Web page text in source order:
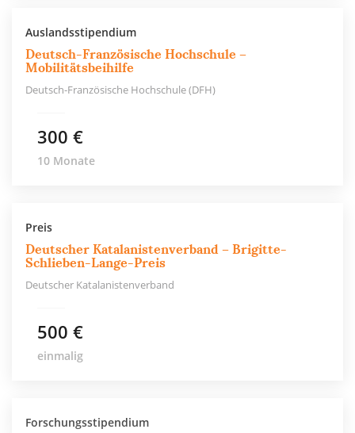
Auslandsstipendium
Deutsch-Französische Hochschule –
Mobilitätsbeihilfe
Deutsch-Französische Hochschule (DFH)
300 €
10 Monate
Preis
Deutscher Katalanistenverband – Brigitte-
Schlieben-Lange-Preis
Deutscher Katalanistenverband
500 €
einmalig
Forschungsstipendium